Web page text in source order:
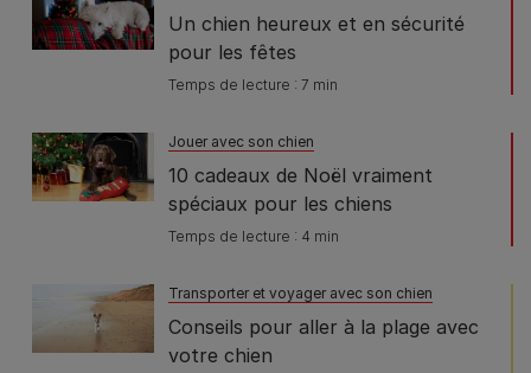
Un chien heureux et en sécurité
pour les fêtes
Temps de lecture : 7 min
Jouer avec son chien
10 cadeaux de Noël vraiment
spéciaux pour les chiens
Temps de lecture : 4 min
Transporter et voyager avec son chien
Conseils pour aller à la plage avec
votre chien